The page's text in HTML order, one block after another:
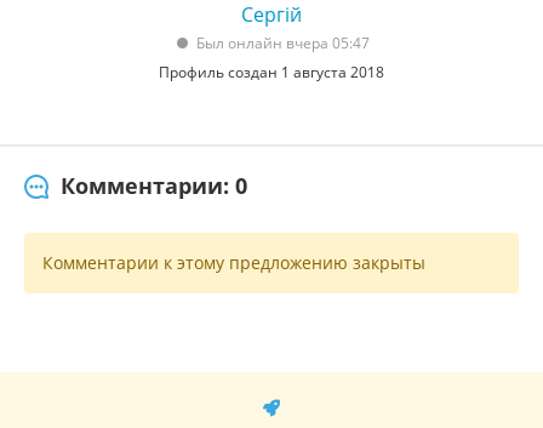
Сергій
Был онлайн вчера 05:47
Профиль создан 1 августа 2018
Комментарии: 0
Комментарии к этому предложению закрыты